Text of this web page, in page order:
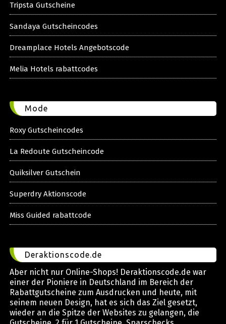
Tripsta Gutscheine
Sandaya Gutscheincodes
Dreamplace Hotels Angebotscode
Melia Hotels rabattcodes
Mode
Roxy Gutscheincodes
La Redoute Gutscheincode
Quiksilver Gutschein
Superdry Aktionscode
Miss Guided rabattcode
Deraktionscode.de
Aber nicht nur Online-Shops! Deraktionscode.de war
einer der Pioniere in Deutschland im Bereich der
Rabattgutscheine zum Ausdrucken und heute, mit
seinem neuen Design, hat es sich das Ziel gesetzt,
wieder an die Spitze der Websites zu gelangen, die